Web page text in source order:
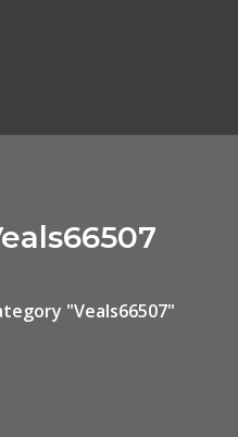
"Veals66507"